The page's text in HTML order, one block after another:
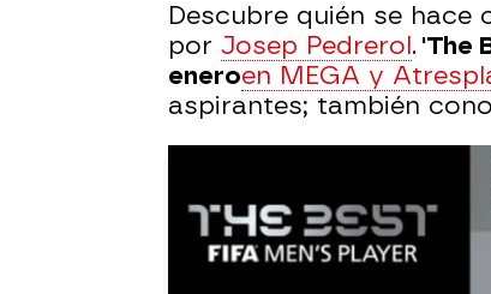
Descubre quién se
por Josep Pedrerol. 'The
eneroen MEGA y
aspirantes; también